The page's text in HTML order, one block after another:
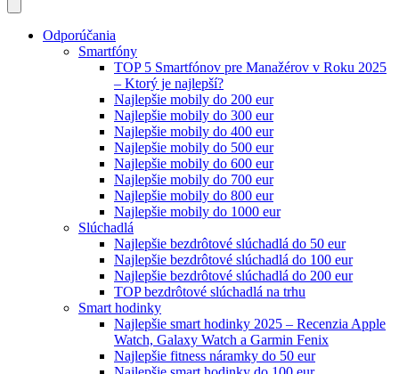
Odporúčania
Smartfóny
TOP 5 Smartfónov pre Manažérov v Roku 2025
– Ktorý je najlepší?
Najlepšie mobily do 200 eur
Najlepšie mobily do 300 eur
Najlepšie mobily do 400 eur
Najlepšie mobily do 500 eur
Najlepšie mobily do 600 eur
Najlepšie mobily do 700 eur
Najlepšie mobily do 800 eur
Najlepšie mobily do 1000 eur
Slúchadlá
Najlepšie bezdrôtové slúchadlá do 50 eur
Najlepšie bezdrôtové slúchadlá do 100 eur
Najlepšie bezdrôtové slúchadlá do 200 eur
TOP bezdrôtové slúchadlá na trhu
Smart hodinky
Najlepšie smart hodinky 2025 – Recenzia Apple
Watch, Galaxy Watch a Garmin Fenix
Najlepšie fitness náramky do 50 eur